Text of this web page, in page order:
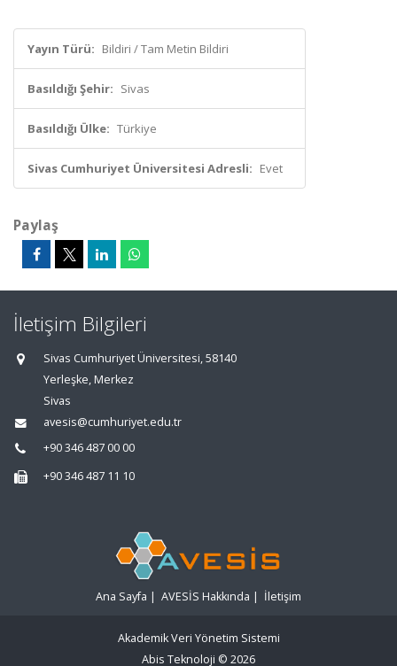
Yayın Türü: Bildiri / Tam Metin Bildiri
Basıldığı Şehir: Sivas
Basıldığı Ülke: Türkiye
Sivas Cumhuriyet Üniversitesi Adresli: Evet
Paylaş
İletişim Bilgileri
Sivas Cumhuriyet Üniversitesi, 58140
Yerleşke, Merkez
Sivas
avesis@cumhuriyet.edu.tr
+90 346 487 00 00
+90 346 487 11 10
Ana Sayfa | AVESİS Hakkında | İletişim
Akademik Veri Yönetim Sistemi
Abis Teknoloji © 2026